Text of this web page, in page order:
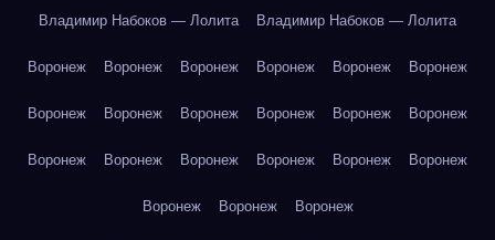
Владимир Набоков — Лолита Владимир Набоков — Лолита
Воронеж Воронеж Воронеж Воронеж Воронеж Воронеж
Воронеж Воронеж Воронеж Воронеж Воронеж Воронеж
Воронеж Воронеж Воронеж Воронеж Воронеж Воронеж
Воронеж Воронеж Воронеж